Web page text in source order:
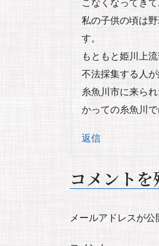
私の子供の頃は
す。
もともと姫川上
不法採集する人が
糸魚川市に来ら
かっての糸魚川
返信
コメントを
メールアドレスが公